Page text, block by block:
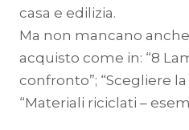
casa e edilizia.
Ma non mancano
acquisto come in: “8
confronto”; “Scegliere la
“Materiali riciclati –